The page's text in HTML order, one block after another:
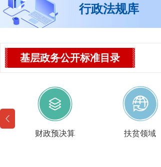
行政法规库
基层政务公开标准目录
财政预决算 扶贫领域